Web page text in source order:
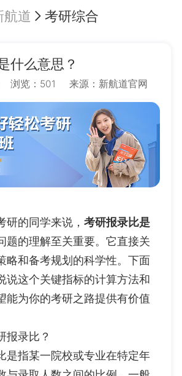
航道 考研综合
什么意思？
浏览：501 来源：新航道官网
研的同学来说， 考研报录比是
题的理解至关重要。它直接关
略和备考规划的科学性。下面
说这个关键指标的计算方法和
能为你的考研之路提供有价值
报录比？
是指某一院校或专业在特定年